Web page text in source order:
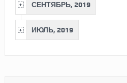
СЕНТЯБРЬ, 2019
ИЮЛЬ, 2019